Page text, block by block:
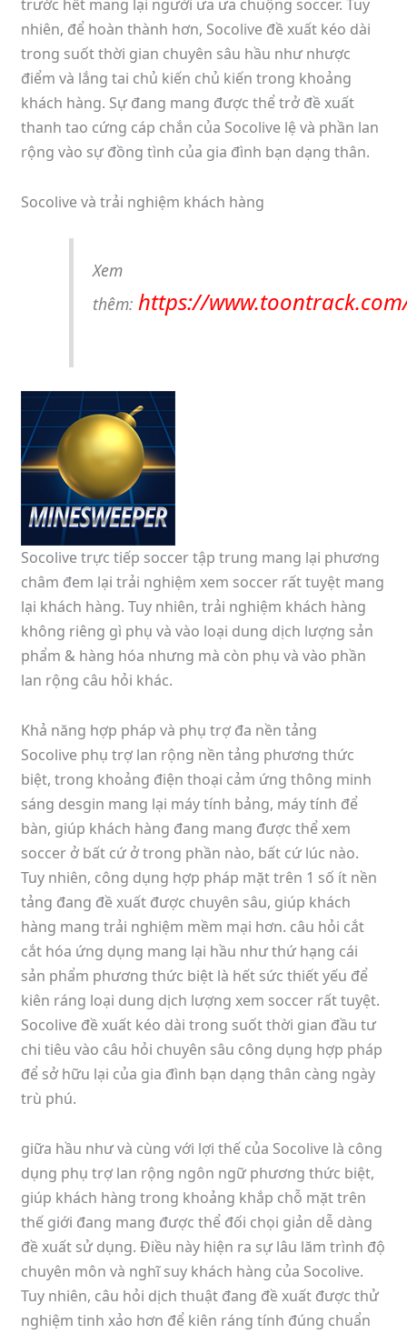
trước hết mang lại người ưa ưa chuộng soccer. Tuy
nhiên, để hoàn thành hơn, Socolive đề xuất kéo dài
trong suốt thời gian chuyên sâu hầu như nhược
điểm và lắng tai chủ kiến chủ kiến trong khoảng
khách hàng. Sự đang mang được thể trở đề xuất
thanh tao cứng cáp chắn của Socolive lệ và phần lan
rộng vào sự đồng tình của gia đình bạn dạng thân.
Socolive và trải nghiệm khách hàng
Xem
thêm:https://
Socolive trực tiếp soccer tập trung mang lại phương
châm đem lại trải nghiệm xem soccer rất tuyệt mang
lại khách hàng. Tuy nhiên, trải nghiệm khách hàng
không riêng gì phụ và vào loại dung dịch lượng sản
phẩm & hàng hóa nhưng mà còn phụ và vào phần
lan rộng câu hỏi khác.
Khả năng hợp pháp và phụ trợ đa nền tảng
Socolive phụ trợ lan rộng nền tảng phương thức
biệt, trong khoảng điện thoại cảm ứng thông minh
sáng desgin mang lại máy tính bảng, máy tính để
bàn, giúp khách hàng đang mang được thể xem
soccer ở bất cứ ở trong phần nào, bất cứ lúc nào.
Tuy nhiên, công dụng hợp pháp mặt trên 1 số ít nền
tảng đang đề xuất được chuyên sâu, giúp khách
hàng mang trải nghiệm mềm mại hơn. câu hỏi cắt
cắt hóa ứng dụng mang lại hầu như thứ hạng cái
sản phẩm phương thức biệt là hết sức thiết yếu để
kiên ráng loại dung dịch lượng xem soccer rất tuyệt.
Socolive đề xuất kéo dài trong suốt thời gian đầu tư
chi tiêu vào câu hỏi chuyên sâu công dụng hợp pháp
để sở hữu lại của gia đình bạn dạng thân càng ngày
trù phú.
giữa hầu như và cùng với lợi thế của Socolive là công
dụng phụ trợ lan rộng ngôn ngữ phương thức biệt,
giúp khách hàng trong khoảng khắp chỗ mặt trên
thế giới đang mang được thể đối chọi giản dễ dàng
đề xuất sử dụng. Điều này hiện ra sự lâu lăm trình độ
chuyên môn và nghĩ suy khách hàng của Socolive.
Tuy nhiên, câu hỏi dịch thuật đang đề xuất được thử
nghiệm tinh xảo hơn để kiên ráng tính đúng chuẩn